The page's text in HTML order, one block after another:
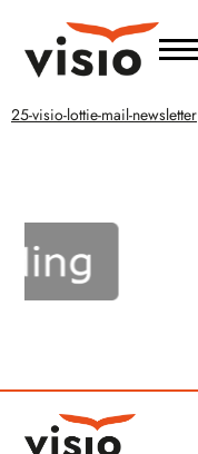
25-visio-lottie-mail-newsletter